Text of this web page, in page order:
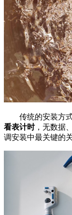
传统的安装方式
看表计时，无数据
调安装中最关键的